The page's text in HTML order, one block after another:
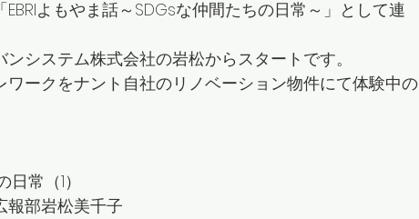
よもやま話～SDGsな仲間たちの日常～」として連
システム株式会社の岩松からスタートです。
ークをナント自社のリノベーション物件にて体験中の
常（1）
報部岩松美千子